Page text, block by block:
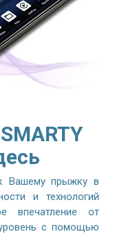
Вашему прыжку в
и технологий
впечатление от
с помощью